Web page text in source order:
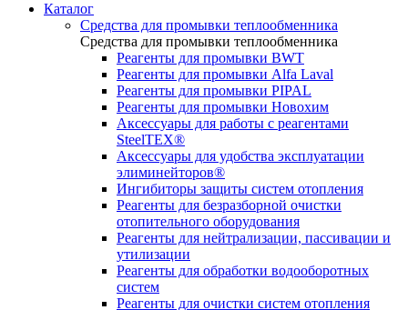
Каталог
Средства для промывки теплообменника
Средства для промывки теплообменника
Реагенты для промывки BWT
Реагенты для промывки Alfa Laval
Реагенты для промывки PIPAL
Реагенты для промывки Новохим
Аксессуары для работы с реагентами
SteelTEX®
Аксессуары для удобства эксплуатации
элиминейторов®
Ингибиторы защиты систем отопления
Реагенты для безразборной очистки
отопительного оборудования
Реагенты для нейтрализации, пассивации и
утилизации
Реагенты для обработки водооборотных
систем
Реагенты для очистки систем отопления